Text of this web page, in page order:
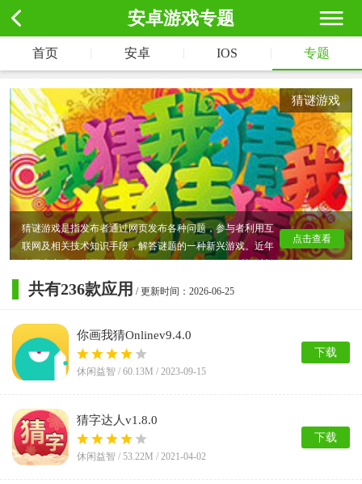
安卓游戏专题
首页 安卓 IOS 专题
猜谜游戏
猜谜游戏是指发布者通过网页发布各种问题，参与者利用互
联网及相关技术知识手段，解答谜题的一种新兴游戏。近年
称为“Online Riddle”，又称“线上解谜游戏”。谜语的奥妙也来
自于它那庞杂神秘的技术技巧。小小的谜语在千百年的流传
巧、技术、方法、手段之体系，也是制谜、猜谜的理论概括
与总结。
点击查看
共有236款应用 / 更新时间：2026-06-25
你画我猜Onlinev9.4.0
休闲益智 / 60.13M / 2023-09-15
下载
猜字达人v1.8.0
休闲益智 / 53.22M / 2021-04-02
下载